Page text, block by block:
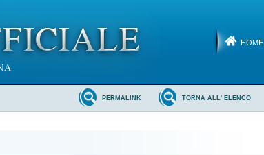
HOME
TORNA ALL' ELENCO
PERMALINK